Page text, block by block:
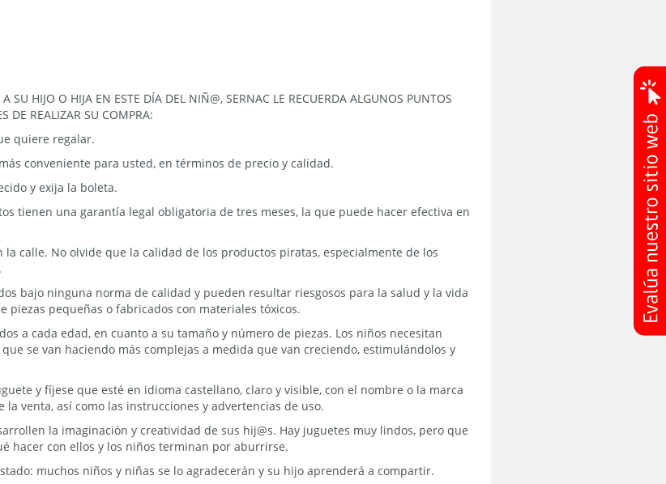
SU HIJO O HIJA EN ESTE DÍA DEL NIÑ@, SERNAC LE RECUERDA ALGUNOS PUNTOS
DE REALIZAR SU COMPRA:
quiere regalar.
conveniente para usted, en términos de precio y calidad.
y exija la boleta.
tienen una garantía legal obligatoria de tres meses, la que puede hacer efectiva en
calle. No olvide que la calidad de los productos piratas, especialmente de los
bajo ninguna norma de calidad y pueden resultar riesgosos para la salud y la vida
piezas pequeñas o fabricados con materiales tóxicos.
a cada edad, en cuanto a su tamaño y número de piezas. Los niños necesitan
se van haciendo más complejas a medida que van creciendo, estimulándolos y
y fíjese que esté en idioma castellano, claro y visible, con el nombre o la marca
venta, así como las instrucciones y advertencias de uso.
la imaginación y creatividad de sus hij@s. Hay juguetes muy lindos, pero que
hacer con ellos y los niños terminan por aburrirse.
muchos niños y niñas se lo agradecerán y su hijo aprenderá a compartir.